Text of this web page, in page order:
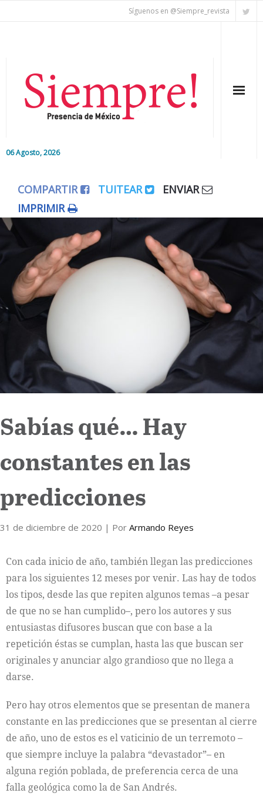
Síguenos en @Siempre_revista
06 Agosto, 2026
Editorial
Colaboradores
Internacional
Cultura
COMPARTIR TUITEAR
ENVIAR
IMPRIMIR
Sabías qué… Hay
constantes en las
predicciones
31 de diciembre de 2020 | Por Armando Reyes
Con cada inicio de año, también llegan las predicciones
para los siguientes 12 meses por venir. Las hay de todos
los tipos, desde las que repiten algunos temas –a pesar
de que no se han cumplido–, pero los autores y sus
entusiastas difusores buscan que con base a la
repetición éstas se cumplan, hasta las que buscan ser
originales y anunciar algo grandioso que no llega a
darse.
Pero hay otros elementos que se presentan de manera
constante en las predicciones que se presentan al cierre
de año, uno de estos es el vaticinio de un terremoto –
que siempre incluye la palabra “devastador”– en
alguna región poblada, de preferencia cerca de una
falla geológica como la de San Andrés.